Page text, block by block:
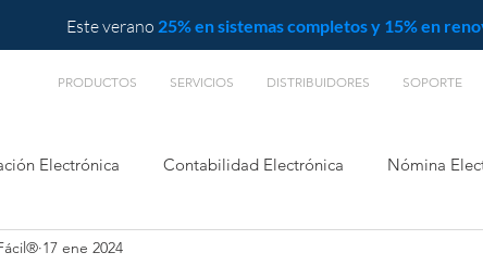
Este verano 25% en sistemas completos y 15% en
PRODUCTOS SERVICIOS DISTRIBUIDORES SOPORTE
Electrónica Contabilidad Electrónica Nómina
XML
17 ene 2024